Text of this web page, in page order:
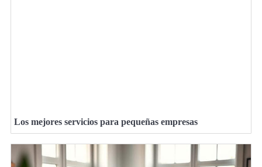
Los mejores servicios para pequeñas empresas